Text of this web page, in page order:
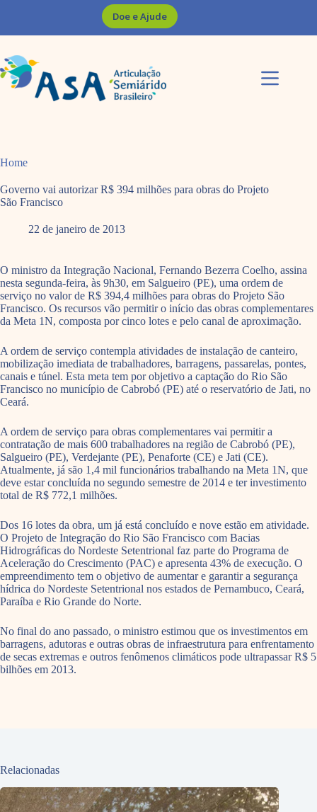
Doe e Ajude
Home
Governo vai autorizar R$ 394 milhões para obras do Projeto
São Francisco
22 de janeiro de 2013
O ministro da Integração Nacional, Fernando Bezerra Coelho, assina
nesta segunda-feira, às 9h30, em Salgueiro (PE), uma ordem de
serviço no valor de R$ 394,4 milhões para obras do Projeto São
Francisco. Os recursos vão permitir o início das obras complementares
da Meta 1N, composta por cinco lotes e pelo canal de aproximação.
A ordem de serviço contempla atividades de instalação de canteiro,
mobilização imediata de trabalhadores, barragens, passarelas, pontes,
canais e túnel. Esta meta tem por objetivo a captação do Rio São
Francisco no município de Cabrobó (PE) até o reservatório de Jati, no
Ceará.
A ordem de serviço para obras complementares vai permitir a
contratação de mais 600 trabalhadores na região de Cabrobó (PE),
Salgueiro (PE), Verdejante (PE), Penaforte (CE) e Jati (CE).
Atualmente, já são 1,4 mil funcionários trabalhando na Meta 1N, que
deve estar concluída no segundo semestre de 2014 e ter investimento
total de R$ 772,1 milhões.
Dos 16 lotes da obra, um já está concluído e nove estão em atividade.
O Projeto de Integração do Rio São Francisco com Bacias
Hidrográficas do Nordeste Setentrional faz parte do Programa de
Aceleração do Crescimento (PAC) e apresenta 43% de execução. O
empreendimento tem o objetivo de aumentar e garantir a segurança
hídrica do Nordeste Setentrional nos estados de Pernambuco, Ceará,
Paraíba e Rio Grande do Norte.
No final do ano passado, o ministro estimou que os investimentos em
barragens, adutoras e outras obras de infraestrutura para enfrentamento
de secas extremas e outros fenômenos climáticos pode ultrapassar R$ 5
bilhões em 2013.
Relacionadas